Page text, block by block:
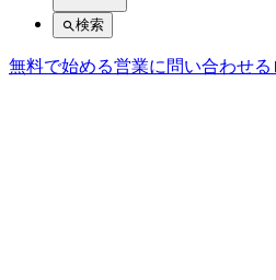
検索
無料で始める営業に問い合わせる